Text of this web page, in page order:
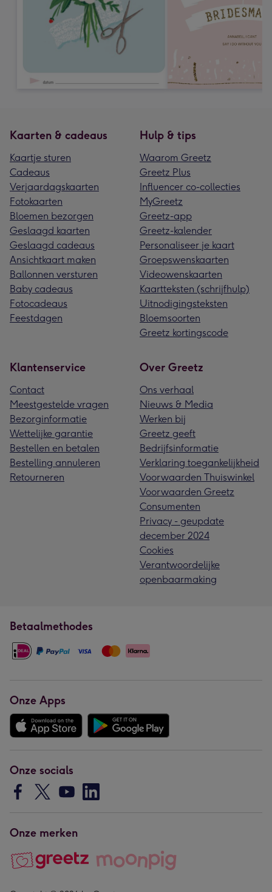
Kaarten & cadeaus
Kaartje sturen
Cadeaus
Verjaardagskaarten
Fotokaarten
Bloemen bezorgen
Geslaagd kaarten
Geslaagd cadeaus
Ansichtkaart maken
Ballonnen versturen
Baby cadeaus
Fotocadeaus
Feestdagen
Hulp & tips
Waarom Greetz
Greetz Plus
Influencer co-collecties
MyGreetz
Greetz-app
Greetz-kalender
Personaliseer je kaart
Groepswenskaarten
Videowenskaarten
Kaartteksten (schrijfhulp)
Uitnodigingsteksten
Bloemsoorten
Greetz kortingscode
Klantenservice
Contact
Meestgestelde vragen
Bezorginformatie
Wettelijke garantie
Bestellen en betalen
Bestelling annuleren
Retourneren
Over Greetz
Ons verhaal
Nieuws & Media
Werken bij
Greetz geeft
Bedrijfsinformatie
Verklaring toegankelijkheid
Voorwaarden Thuiswinkel
Voorwaarden Greetz
Consumenten
Privacy - geupdate
december 2024
Cookies
Verantwoordelijke
openbaarmaking
Betaalmethodes
Onze Apps
Onze socials
Onze merken